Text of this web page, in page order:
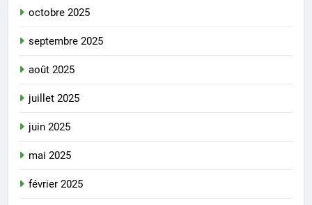
octobre 2025
septembre 2025
août 2025
juillet 2025
juin 2025
mai 2025
février 2025